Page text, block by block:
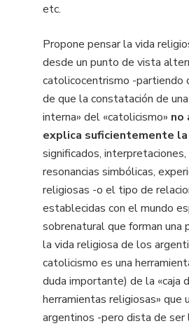
etc.
Propone pensar la vida
desde un punto de vista
catolicocentrismo -partiendo
de que la constatación de
interna» del «catolicismo» no
explica suficientemente la
significados,
resonancias simbólicas,
religiosas -o el tipo de
establecidas con el mundo
sobrenatural que forman una
la vida religiosa de los
catolicismo es una
duda importante) de la «caja
herramientas religiosas» que
argentinos -pero dista de ser